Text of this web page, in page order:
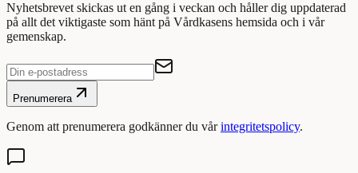
Nyhetsbrevet skickas ut en gång i veckan och håller dig uppdaterad
på allt det viktigaste som hänt på Vårdkasens hemsida och i vår
gemenskap.
Prenumerera
Genom att prenumerera godkänner du vår integritetspolicy.